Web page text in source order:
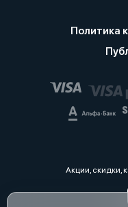
Политика
Акции, скидки,